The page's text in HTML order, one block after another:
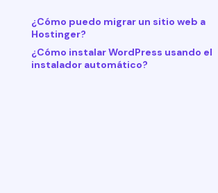
¿Cómo puedo migrar un sitio web a
Hostinger?
¿Cómo instalar WordPress usando el
instalador automático?